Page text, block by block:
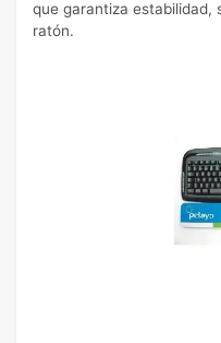
que garantiza estabilidad,
ratón.